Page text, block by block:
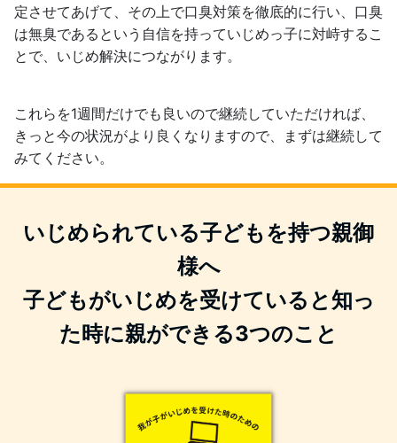
定させてあげて、その上で口臭対策を徹底的に行い、口臭
は無臭であるという自信を持っていじめっ子に対峙するこ
とで、いじめ解決につながります。
これらを1週間だけでも良いので継続していただければ、
きっと今の状況がより良くなりますので、まずは継続して
みてください。
いじめられている子どもを持つ親御
様へ
子どもがいじめを受けていると知っ
た時に親ができる3つのこと